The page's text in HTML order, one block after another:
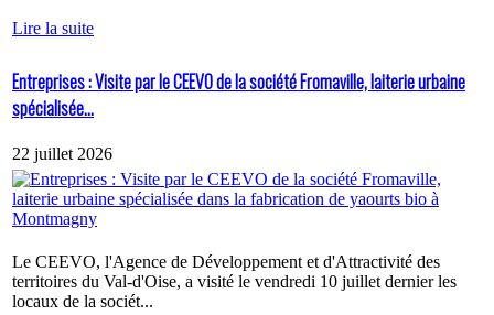
Lire la suite
Entreprises : Visite par le CEEVO de la société Fromaville, laiterie urbaine
spécialisée...
22 juillet 2026
Le CEEVO, l'Agence de Développement et d'Attractivité des
territoires du Val-d'Oise, a visité le vendredi 10 juillet dernier les
locaux de la sociét...